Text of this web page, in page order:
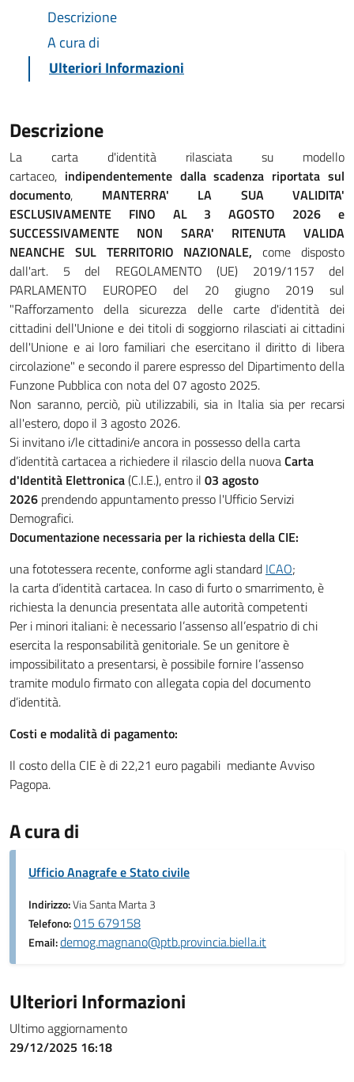
Descrizione
A cura di
Ulteriori Informazioni
Descrizione
La carta d'identità rilasciata su modello
cartaceo, indipendentemente dalla scadenza riportata sul
documento, MANTERRA' LA SUA VALIDITA'
ESCLUSIVAMENTE FINO AL 3 AGOSTO 2026 e
SUCCESSIVAMENTE NON SARA' RITENUTA VALIDA
NEANCHE SUL TERRITORIO NAZIONALE,come disposto
dall'art. 5 del REGOLAMENTO (UE) 2019/1157 del
PARLAMENTO EUROPEO del 20 giugno 2019 sul
"Rafforzamento della sicurezza delle carte d'identità dei
cittadini dell'Unione e dei titoli di soggiorno rilasciati ai cittadini
dell'Unione e ai loro familiari che esercitano il diritto di libera
circolazione" e secondo il parere espresso del Dipartimento della
Funzone Pubblica con nota del 07 agosto 2025.
Non saranno, perciò, più utilizzabili, sia in Italia sia per recarsi
all'estero, dopo il 3 agosto 2026.
Si invitano i/le cittadini/e ancora in possesso della carta
d’identità cartacea a richiedere il rilascio della nuovaCarta
d'Identità Elettronica(C.I.E.), entro il 03 agosto
2026 prendendo appuntamento presso l'Ufficio Servizi
Demografici.
Documentazione necessaria per la richiesta della CIE:
una fototessera recente, conforme agli standard ICAO;
la carta d’identità cartacea. In caso di furto o smarrimento, è
richiesta la denuncia presentata alle autorità competenti
Per i minori italiani: è necessario l’assenso all’espatrio di chi
esercita la responsabilità genitoriale. Se un genitore è
impossibilitato a presentarsi, è possibile fornire l’assenso
tramite modulo firmato con allegata copia del documento
d’identità.
Costi e modalità di pagamento:
Il costo della CIE è di 22,21 euro pagabili mediante Avviso
Pagopa.
A cura di
Ufficio Anagrafe e Stato civile
Indirizzo:Via Santa Marta 3
Telefono:015 679158
Email:demog.magnano@ptb.provincia.biella.it
Ulteriori Informazioni
Ultimo aggiornamento
29/12/2025 16:18